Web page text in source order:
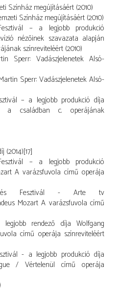
Színház megújításáért (2010)
Színház megújításáért (2010)
– a legjobb produkció
nézőinek szavazata alapján
színreviteléért (2010)
Sperr: Vadászjelenetek Alsó-
Sperr: Vadászjelenetek Alsó-
– a legjobb produkció díja
a családban c. operájának
(2014)[17]
– a legjobb produkció
A varázsfuvola című operája
és Fesztivál - Arte tv
Mozart A varázsfuvola című
rendező díja Wolfgang
című operája színreviteléért
- a legjobb produkció díja
/ Vértelenül című operája